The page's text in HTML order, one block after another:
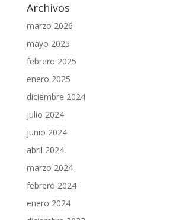
Archivos
marzo 2026
mayo 2025
febrero 2025
enero 2025
diciembre 2024
julio 2024
junio 2024
abril 2024
marzo 2024
febrero 2024
enero 2024